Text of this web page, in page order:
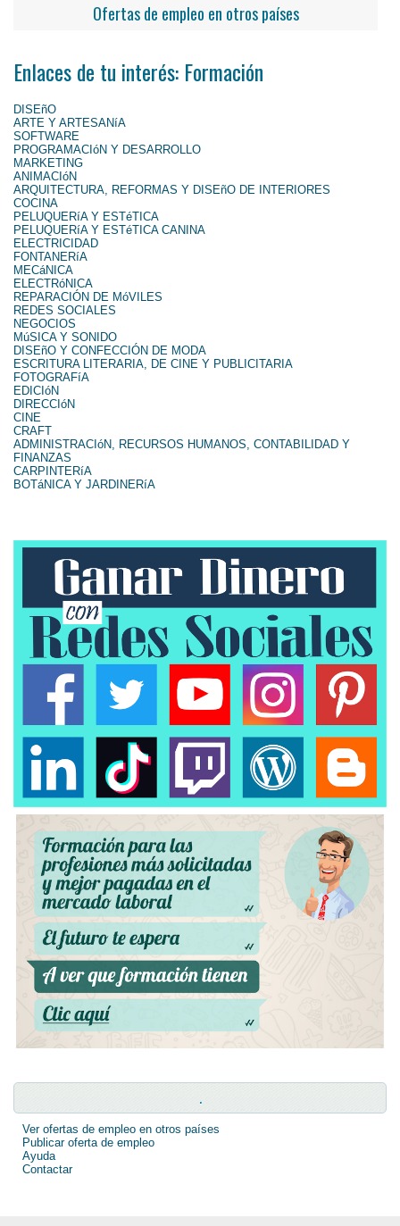
Ofertas de empleo en otros países
Enlaces de tu interés: Formación
DISEñO
ARTE Y ARTESANíA
SOFTWARE
PROGRAMACIóN Y DESARROLLO
MARKETING
ANIMACIóN
ARQUITECTURA, REFORMAS Y DISEñO DE INTERIORES
COCINA
PELUQUERíA Y ESTéTICA
PELUQUERíA Y ESTéTICA CANINA
ELECTRICIDAD
FONTANERíA
MECáNICA
ELECTRóNICA
REPARACIÓN DE MóVILES
REDES SOCIALES
NEGOCIOS
MúSICA Y SONIDO
DISEñO Y CONFECCIÓN DE MODA
ESCRITURA LITERARIA, DE CINE Y PUBLICITARIA
FOTOGRAFíA
EDICIóN
DIRECCIóN
CINE
CRAFT
ADMINISTRACIóN, RECURSOS HUMANOS, CONTABILIDAD Y
FINANZAS
CARPINTERíA
BOTáNICA Y JARDINERíA
.
Ver ofertas de empleo en otros países
Publicar oferta de empleo
Ayuda
Contactar